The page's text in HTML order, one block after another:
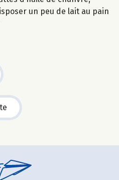
un peu de lait au pain